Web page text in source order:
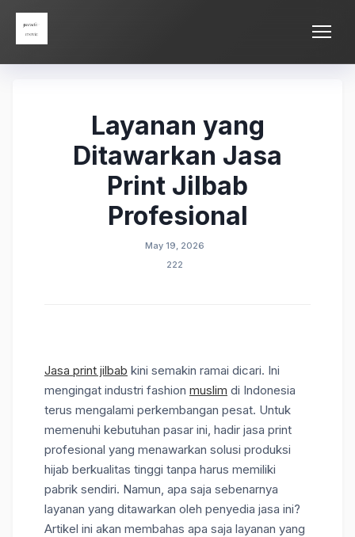
Skip
Parade Movie
Layanan yang
Ditawarkan Jasa
Print Jilbab
Profesional
May 19, 2026
222
Jasa print jilbab kini semakin ramai dicari. Ini
mengingat industri fashion muslim di Indonesia
terus mengalami perkembangan pesat. Untuk
memenuhi kebutuhan pasar ini, hadir jasa print
profesional yang menawarkan solusi produksi
hijab berkualitas tinggi tanpa harus memiliki
pabrik sendiri. Namun, apa saja sebenarnya
layanan yang ditawarkan oleh penyedia jasa ini?
Artikel ini akan membahas apa saja layanan yang